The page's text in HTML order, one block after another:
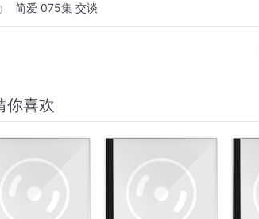
简爱 075集 交谈
你喜欢